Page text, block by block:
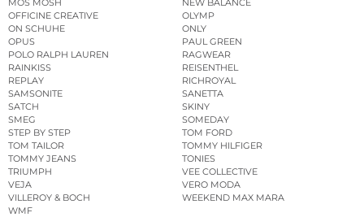
OFFICINE CREATIVE
OLYMP
ON SCHUHE
ONLY
OPUS
PAUL GREEN
POLO RALPH LAUREN
RAGWEAR
RAINKISS
REISENTHEL
REPLAY
RICHROYAL
SAMSONITE
SANETTA
SATCH
SKINY
SMEG
SOMEDAY
STEP BY STEP
TOM FORD
TOM TAILOR
TOMMY HILFIGER
TOMMY JEANS
TONIES
TRIUMPH
VEE COLLECTIVE
VEJA
VERO MODA
VILLEROY & BOCH
WEEKEND MAX MARA
WMF